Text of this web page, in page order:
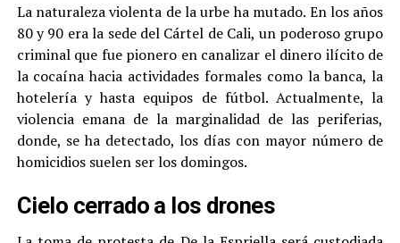
La naturaleza violenta de la urbe ha mutado. En los años
80 y 90 era la sede del Cártel de Cali, un poderoso grupo
criminal que fue pionero en canalizar el dinero ilícito de
la cocaína hacia actividades formales como la banca, la
hotelería y hasta equipos de fútbol. Actualmente, la
violencia emana de la marginalidad de las periferias,
donde, se ha detectado, los días con mayor número de
homicidios suelen ser los domingos.
Cielo cerrado a los drones